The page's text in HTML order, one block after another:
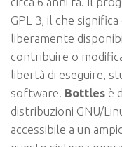
GPL 3, il che
liberamente
contribuire o
libertà di eseguire,
software. Bottles è
distribuzioni GNU/
accessibile a un